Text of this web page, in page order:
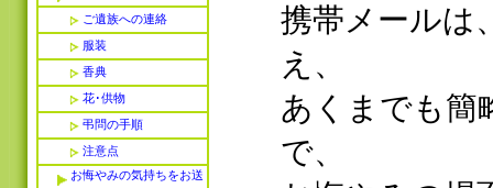
ご遺族への連絡
服装
香典
花･供物
弔問の手順
注意点
お悔やみの気持ちをお送
携帯メールは
え、
あくまでも簡
で、